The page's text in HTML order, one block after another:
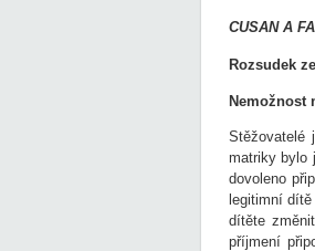
CUSAN A
Rozsudek
Nemožnost
Stěžovatelé
matriky bylo
dovoleno
legitimní
dítěte
příjmení